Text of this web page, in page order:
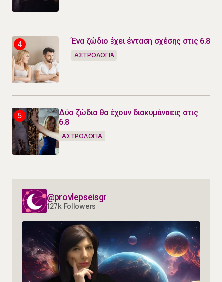
Ένα ζώδιο έχει ένταση σχέσης στις 6.8
ΑΣΤΡΟΛΟΓΙΑ
Δύο ζώδια θα έχουν διακυμάνσεις στις
6.8
ΑΣΤΡΟΛΟΓΙΑ
@provlepseisgr
127k Followers